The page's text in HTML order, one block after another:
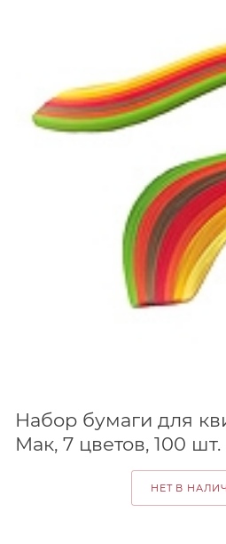
Набор бумаги для
Мак, 7 цветов, 100 шт.
НЕТ В